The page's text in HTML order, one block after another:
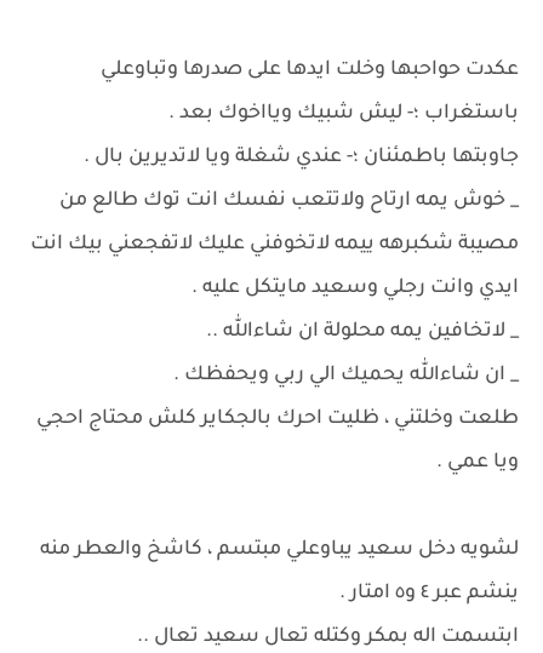
عكدت حواحبها وخلت ايدها على صدرها وتباوعلي
باستغراب ؛- ليش شبيك ويااخوك بعد .
جاوبتها باطمئنان ؛- عندي شغلة ويا لاتديرين بال .
_ خوش يمه ارتاح ولاتتعب نفسك انت توك طالع من
مصيبة شكبرهه ييمه لاتخوفني عليك لاتفجعني بيك انت
ايدي وانت رجلي وسعيد مايتكل عليه .
_ لاتخافين يمه محلولة ان شاءالله ..
_ ان شاءالله يحميك الي ربي ويحفظك .
طلعت وخلتني ، ظليت احرك بالجكاير كلش محتاج احجي
ويا عمي .
لشويه دخل سعيد يباوعلي مبتسم ، كاشخ والعطر منه
ينشم عبر ٤ و٥ امتار .
ابتسمت اله بمكر وكتله تعال سعيد تعال ..